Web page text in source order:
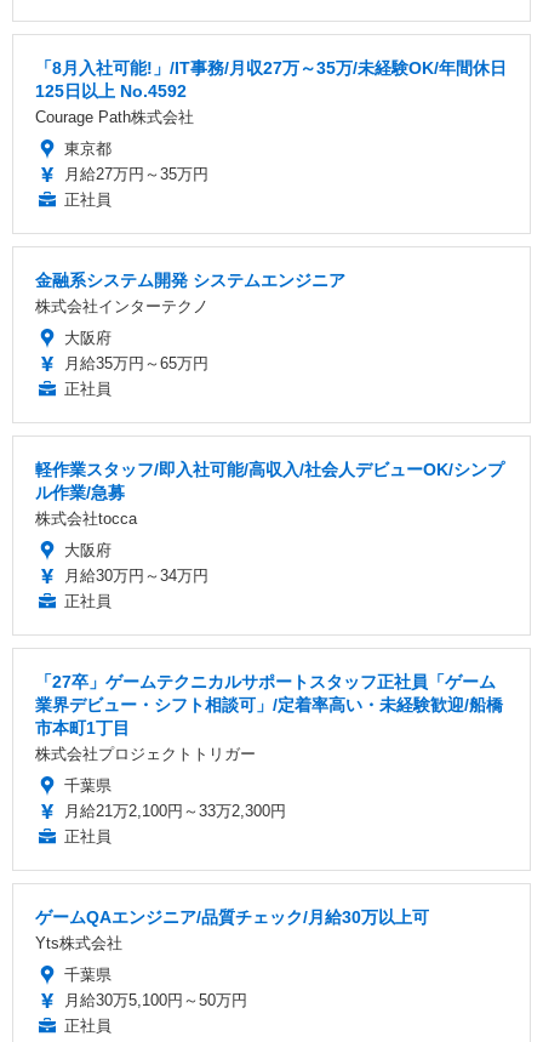
「8月入社可能!」/IT事務/月収27万～35万/未経験OK/年間休日
125日以上 No.4592
Courage Path株式会社
東京都
月給27万円～35万円
正社員
金融系システム開発 システムエンジニア
株式会社インターテクノ
大阪府
月給35万円～65万円
正社員
軽作業スタッフ/即入社可能/高収入/社会人デビューOK/シンプ
ル作業/急募
株式会社tocca
大阪府
月給30万円～34万円
正社員
「27卒」ゲームテクニカルサポートスタッフ正社員「ゲーム
業界デビュー・シフト相談可」/定着率高い・未経験歓迎/船橋
市本町1丁目
株式会社プロジェクトトリガー
千葉県
月給21万2,100円～33万2,300円
正社員
ゲームQAエンジニア/品質チェック/月給30万以上可
Yts株式会社
千葉県
月給30万5,100円～50万円
正社員